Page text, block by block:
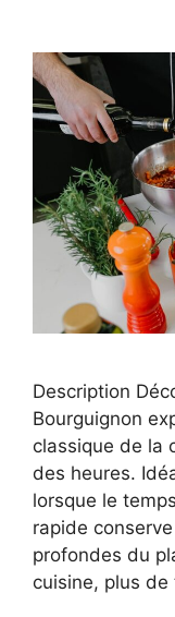
Description
Bourguignon
classique de la
des heures.
lorsque le
rapide
profondes du
cuisine, plus